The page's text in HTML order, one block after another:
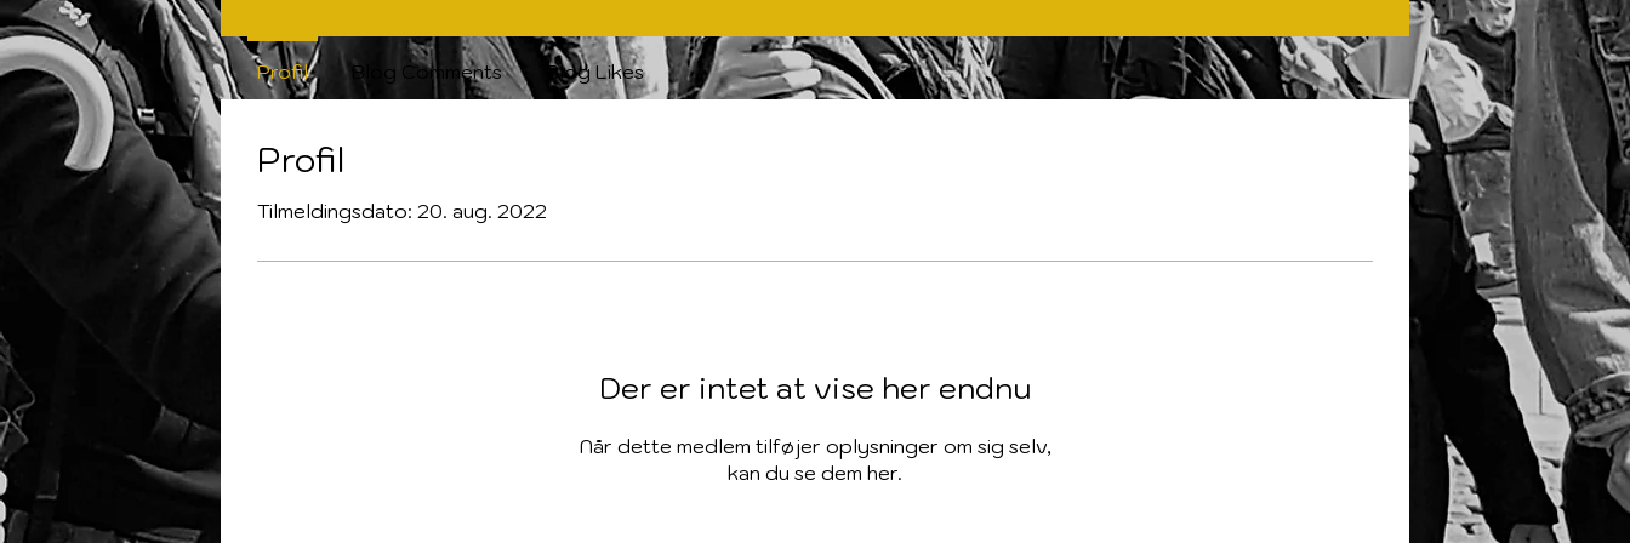
Profil
Tilmeldingsdato: 20. aug. 2022
Der er intet at vise her endnu
Når dette medlem tilføjer oplysninger om sig selv,
kan du se dem her.
Profil Blog Comments Blog Likes